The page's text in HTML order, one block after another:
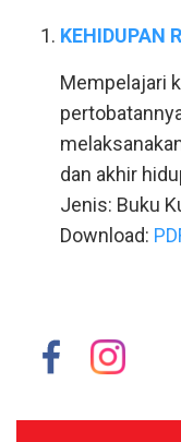
KEHIDUPAN
Mempelajari
dan akhir
Jenis: Buku
Download: